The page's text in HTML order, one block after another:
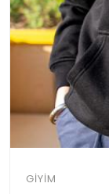
GIYIM